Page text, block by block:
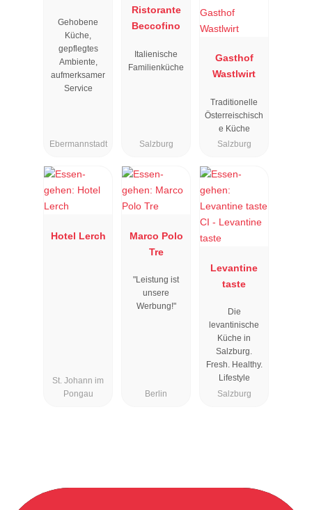
"
Gehobene
Küche,
gepflegtes
Ambiente,
aufmerksamer
Service
Ebermannstadt
Ristorante
Beccofino
Italienische
Familienküche
Salzburg
Gasthof
Wastlwirt
Traditionelle
Österreischisch
e Küche
Salzburg
Hotel Lerch
St. Johann im
Pongau
Marco Polo
Tre
"Leistung ist
unsere
Werbung!"
Berlin
Levantine
taste
Die
levantinische
Küche in
Salzburg.
Fresh. Healthy.
Lifestyle
Salzburg